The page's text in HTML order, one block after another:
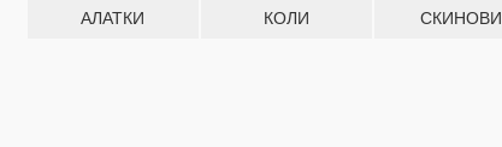
АЛАТКИ КОЛИ СКИНОВИ